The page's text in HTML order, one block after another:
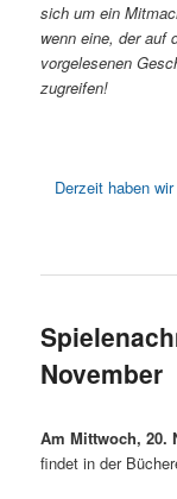
sich um ein
wenn eine, der auf
vorgelesenen
zugreifen!
Derzeit haben
November
Am Mittwoch, 20.
findet in der